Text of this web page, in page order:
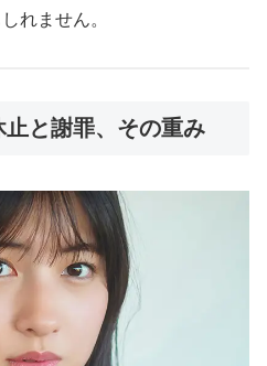
れません。
と謝罪、その重み